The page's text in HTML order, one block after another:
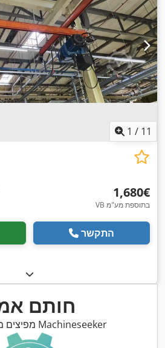
1 / 11
‏1,680 ‏€
VB בתוספת מע"מ
התקשר
חותם
מפיצים מוסמכים של Machineseeker